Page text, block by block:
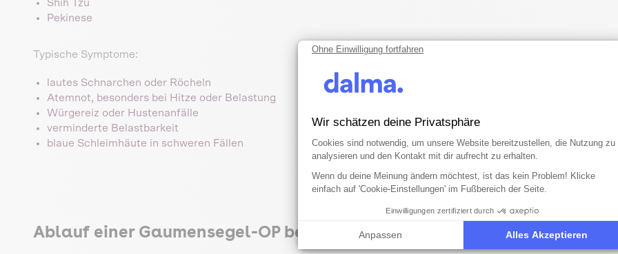
Shih Tzu
Pekinese
Typische Symptome:
lautes Schnarchen oder Röcheln
Atemnot, besonders bei Hitze oder Belastung
Würgereiz oder Hustenanfälle
verminderte Belastbarkeit
blaue Schleimhäute in schweren Fällen
Ablauf einer Gaumensegel-OP beim Hund
Ohne Einwilligung fortfahren
Wir schätzen deine Privatsphäre
Einwilligungsmanagementplattform:
Cookies sind notwendig, um unsere Website bereitzustellen, die Nutzung zu
analysieren und den Kontakt mit dir aufrecht zu erhalten.
Wenn du deine Meinung ändern möchtest, ist das kein Problem! Klicke
einfach auf 'Cookie-Einstellungen' im Fußbereich der Seite.
Einwilligungen zertifiziert durch
Anpassen Alles Akzeptieren